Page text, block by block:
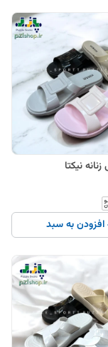
نیکتا
افزودن به سبد